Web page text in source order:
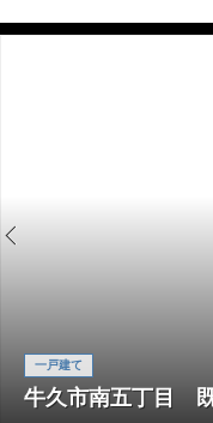
一戸建て
牛久市南五丁目 既